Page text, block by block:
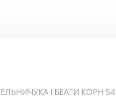
І БЕАТИ КОРН 54